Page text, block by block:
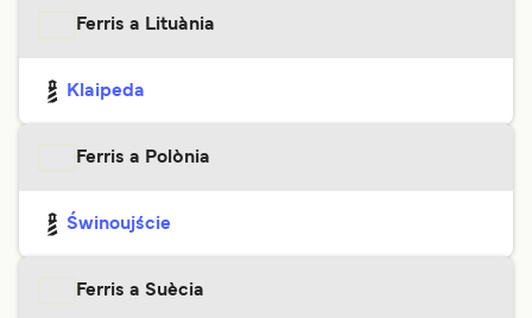
Ferris a Lituània
Klaipeda
Ferris a Polònia
Świnoujście
Ferris a Suècia